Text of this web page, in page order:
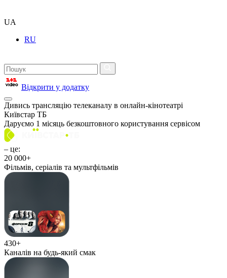
UA
RU
Відкрити у додатку
Дивись трансляцію телеканалу в онлайн-кінотеатрі
Київстар ТБ
Даруємо 1 місяць безкоштовного користування сервісом
– це:
20 000+
Фільмів, серіалів та мультфільмів
430+
Каналів на будь-який смак